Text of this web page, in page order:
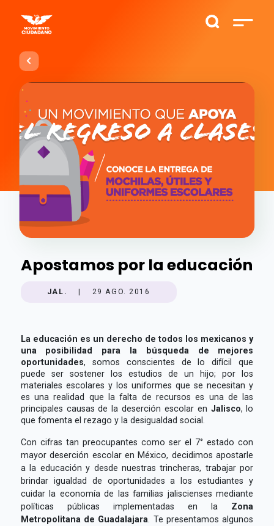
Apostamos por la educación
JAL. 29 AGO. 2016
La educación es un derecho de todos los mexicanos y
una posibilidad para la búsqueda de mejores
oportunidades, somos conscientes de lo difícil que
puede ser sostener los estudios de un hijo; por los
materiales escolares y los uniformes que se necesitan y
es una realidad que la falta de recursos es una de las
principales causas de la deserción escolar en Jalisco, lo
que fomenta el rezago y la desigualdad social.
Con cifras tan preocupantes como ser el 7° estado con
mayor deserción escolar en México, decidimos apostarle
a la educación y desde nuestras trincheras, trabajar por
brindar igualdad de oportunidades a los estudiantes y
cuidar la economía de las familias jaliscienses mediante
políticas públicas implementadas en la Zona
Metropolitana de Guadalajara . Te presentamos algunos